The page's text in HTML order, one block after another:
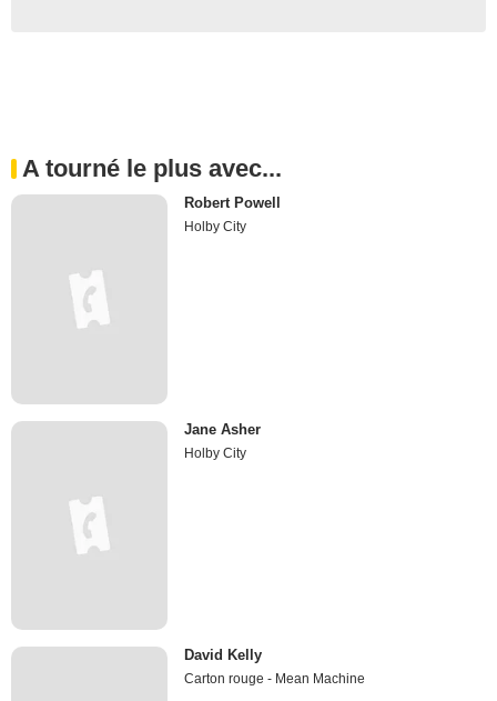
A tourné le plus avec...
Robert Powell
Holby City
Jane Asher
Holby City
David Kelly
Carton rouge - Mean Machine